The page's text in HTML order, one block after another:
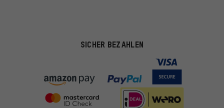
SICHER BEZAHLEN